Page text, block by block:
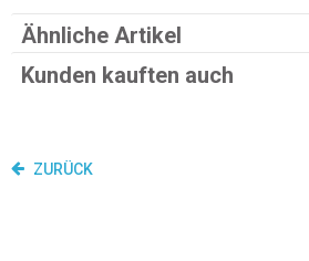
Ähnliche Artikel
Kunden kauften auch
ZURÜCK